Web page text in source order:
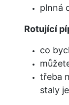
plnná
Rotující
co
třeba
staly